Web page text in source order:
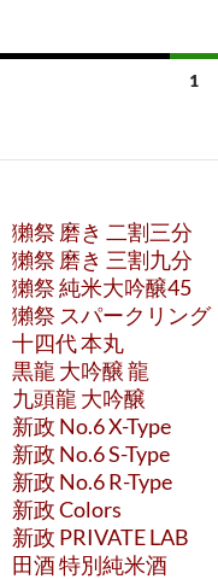
ナ
ゲ
ー
シ
ョ
ン
1
獺祭 磨き 二割三分
獺祭 磨き 三割九分
獺祭 純米大吟醸45
獺祭 スパークリング
十四代 本丸
黒龍 大吟醸 龍
九頭龍 大吟醸
新政 No.6 X-Type
新政 No.6 S-Type
新政 No.6 R-Type
新政 Colors
新政 PRIVATE LAB
田酒 特別純米酒